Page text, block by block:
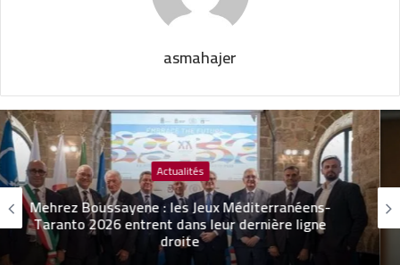
asmahajer
Actualités
Mourad Hammami nouveau PDG de BNA
Assurances…